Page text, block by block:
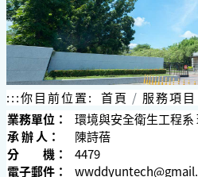
:::你目前位置: 首頁 服務項目
業務單位：
環境與安全衛生工程
承 辦 人：
陳詩蓓
分 機：
4479
電子郵件：